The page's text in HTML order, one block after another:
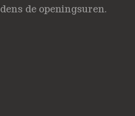
de openingsuren.